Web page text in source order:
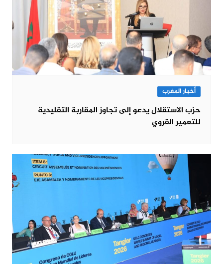
أخبار المغرب
حزب الاستقلال يدعو إلى تجاوز المقاربة التقليدية
للتعمير القروي